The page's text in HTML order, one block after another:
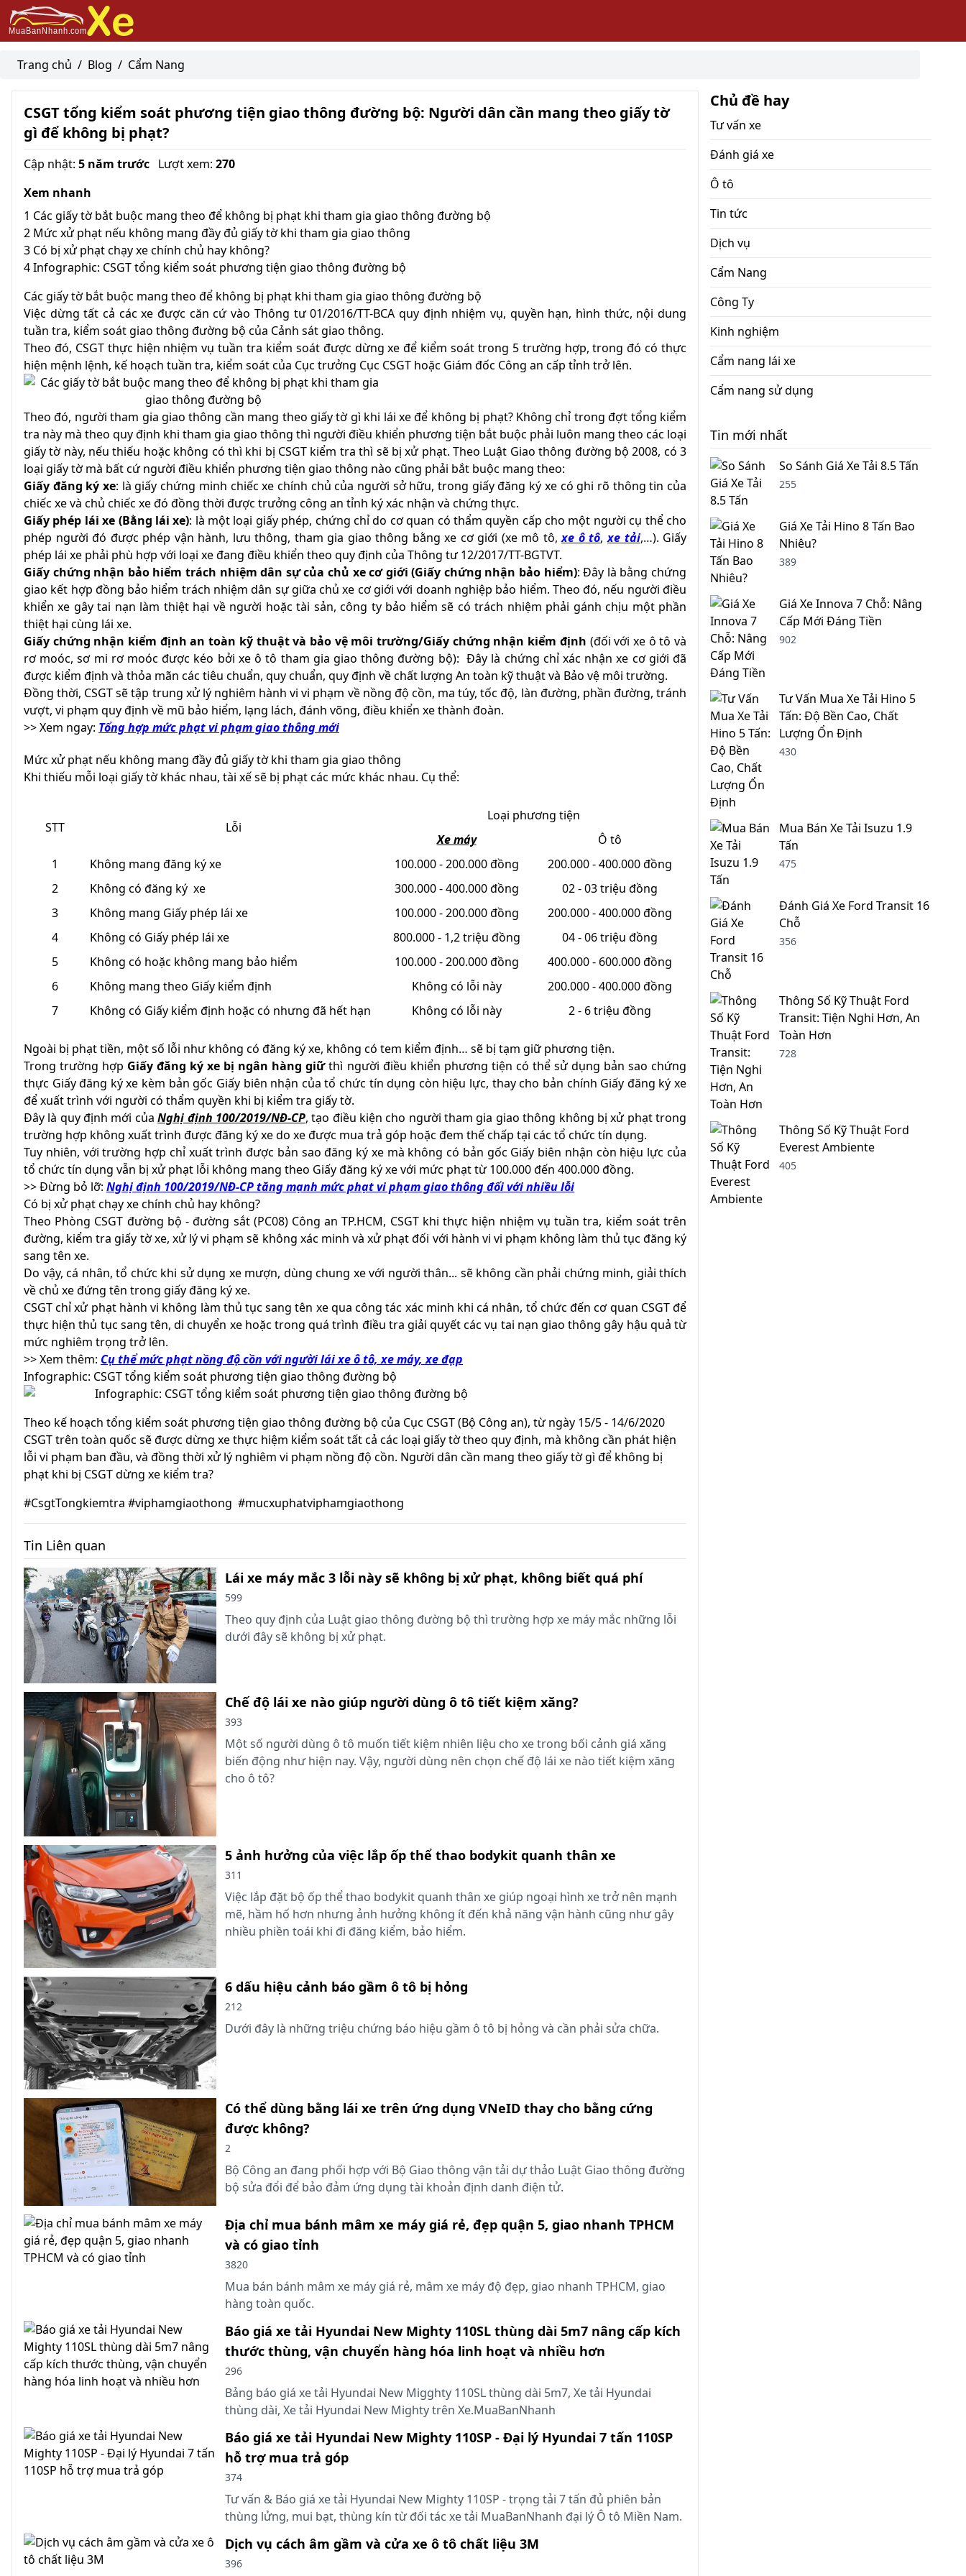
Trang chủ / Blog / Cẩm Nang
CSGT tổng kiểm soát phương tiện giao thông đường bộ: Người dân cần mang theo giấy tờ
gì để không bị phạt?
Cập nhật: 5 năm trước Lượt xem: 270
Xem nhanh
1 Các giấy tờ bắt buộc mang theo để không bị phạt khi tham gia giao thông đường bộ
2 Mức xử phạt nếu không mang đầy đủ giấy tờ khi tham gia giao thông
3 Có bị xử phạt chạy xe chính chủ hay không?
4Infographic: CSGT tổng kiểm soát phương tiện giao thông đường bộ
Các giấy tờ bắt buộc mang theo để không bị phạt khi tham gia giao thông đường bộ
Việc dừng tất cả các xe được căn cứ vào Thông tư 01/2016/TT-BCA quy định nhiệm vụ, quyền hạn, hình thức, nội dung
tuần tra, kiểm soát giao thông đường bộ của Cảnh sát giao thông.
Theo đó, CSGT thực hiện nhiệm vụ tuần tra kiểm soát được dừng xe để kiểm soát trong 5 trường hợp, trong đó có thực
hiện mệnh lệnh, kế hoạch tuần tra, kiểm soát của Cục trưởng Cục CSGT hoặc Giám đốc Công an cấp tỉnh trở lên.
Theo đó, người tham gia giao thông cần mang theo giấy tờ gì khi lái xe để không bị phạt? Không chỉ trong đợt tổng kiểm
tra này mà theo quy định khi tham gia giao thông thì người điều khiển phương tiện bắt buộc phải luôn mang theo các loại
giấy tờ này, nếu thiếu hoặc không có thì khi bị CSGT kiểm tra thì sẽ bị xử phạt. Theo Luật Giao thông đường bộ 2008, có 3
loại giấy tờ mà bất cứ người điều khiển phương tiện giao thông nào cũng phải bắt buộc mang theo:
Giấy đăng ký xe: là giấy chứng minh chiếc xe chính chủ của người sở hữu, trong giấy đăng ký xe có ghi rõ thông tin của
chiếc xe và chủ chiếc xe đó đồng thời được trưởng công an tỉnh ký xác nhận và chứng thực.
Giấy phép lái xe (Bằng lái xe): là một loại giấy phép, chứng chỉ do cơ quan có thẩm quyền cấp cho một người cụ thể cho
phép người đó được phép vận hành, lưu thông, tham gia giao thông bằng xe cơ giới (xe mô tô,xe ô tô,xe tải,…). Giấy
phép lái xe phải phù hợp với loại xe đang điều khiển theo quy định của Thông tư 12/2017/TT-BGTVT.
Giấy chứng nhận bảo hiểm trách nhiệm dân sự của chủ xe cơ giới (Giấy chứng nhận bảo hiểm): Đây là bằng chứng
giao kết hợp đồng bảo hiểm trách nhiệm dân sự giữa chủ xe cơ giới với doanh nghiệp bảo hiểm. Theo đó, nếu người điều
khiển xe gây tai nạn làm thiệt hại về người hoặc tài sản, công ty bảo hiểm sẽ có trách nhiệm phải gánh chịu một phần
thiệt hại cùng lái xe.
Giấy chứng nhận kiểm định an toàn kỹ thuật và bảo vệ môi trường/Giấy chứng nhận kiểm định (đối với xe ô tô và
rơ moóc, sơ mi rơ moóc được kéo bởi xe ô tô tham gia giao thông đường bộ): Đây là chứng chỉ xác nhận xe cơ giới đã
được kiểm định và thỏa mãn các tiêu chuẩn, quy chuẩn, quy định về chất lượng An toàn kỹ thuật và Bảo vệ môi trường.
Đồng thời, CSGT sẽ tập trung xử lý nghiêm hành vi vi phạm về nồng độ cồn, ma túy, tốc độ, làn đường, phần đường, tránh
vượt, vi phạm quy định về mũ bảo hiểm, lạng lách, đánh võng, điều khiển xe thành đoàn.
>> Xem ngay: Tổng hợp mức phạt vi phạm giao thông mới
Mức xử phạt nếu không mang đầy đủ giấy tờ khi tham gia giao thông
Khi thiếu mỗi loại giấy tờ khác nhau, tài xế sẽ bị phạt các mức khác nhau. Cụ thể:
STT Lỗi
Loại phương tiện
Xe máy
Ô tô
1
Không mang đăng ký xe 100.000 - 200.000 đồng
200.000 - 400.000 đồng
2
Không có đăng ký xe 300.000 - 400.000 đồng
02 - 03 triệu đồng
3
Không mang Giấy phép lái xe 100.000 - 200.000 đồng
200.000 - 400.000 đồng
4
Không có Giấy phép lái xe 800.000 - 1,2 triệu đồng
04 - 06 triệu đồng
5
Không có hoặc không mang bảo hiểm 100.000 - 200.000 đồng
400.000 - 600.000 đồng
6
Không mang theo Giấy kiểm định Không có lỗi này
200.000 - 400.000 đồng
7
Không có Giấy kiểm định hoặc có nhưng đã hết hạn Không có lỗi này 2 - 6 triệu đồng
Ngoài bị phạt tiền, một số lỗi như không có đăng ký xe, không có tem kiểm định… sẽ bị tạm giữ phương tiện.
Trong trường hợp Giấy đăng ký xe bị ngân hàng giữthì người điều khiển phương tiện có thể sử dụng bản sao chứng
thực Giấy đăng ký xe kèm bản gốc Giấy biên nhận của tổ chức tín dụng còn hiệu lực, thay cho bản chính Giấy đăng ký xe
để xuất trình với người có thẩm quyền khi bị kiểm tra giấy tờ.
Đây là quy định mới củaNghị định 100/2019/NĐ-CP, tạo điều kiện cho người tham gia giao thông không bị xử phạt trong
trường hợp không xuất trình được đăng ký xe do xe được mua trả góp hoặc đem thế chấp tại các tổ chức tín dụng.
Tuy nhiên, với trường hợp chỉ xuất trình được bản sao đăng ký xe mà không có bản gốc Giấy biên nhận còn hiệu lực của
tổ chức tín dụng vẫn bị xử phạt lỗi không mang theo Giấy đăng ký xe với mức phạt từ 100.000 đến 400.000 đồng.
>> Đừng bỏ lỡ: Nghị định 100/2019/NĐ-CP tăng mạnh mức phạt vi phạm giao thông đối với nhiều lỗi
Có bị xử phạt chạy xe chính chủ hay không?
Theo Phòng CSGT đường bộ - đường sắt (PC08) Công an TP.HCM, CSGT khi thực hiện nhiệm vụ tuần tra, kiểm soát trên
đường, kiểm tra giấy tờ xe, xử lý vi phạm sẽ không xác minh và xử phạt đối với hành vi vi phạm không làm thủ tục đăng ký
sang tên xe.
Do vậy, cá nhân, tổ chức khi sử dụng xe mượn, dùng chung xe với người thân... sẽ không cần phải chứng minh, giải thích
về chủ xe đứng tên trong giấy đăng ký xe.
CSGT chỉ xử phạt hành vi không làm thủ tục sang tên xe qua công tác xác minh khi cá nhân, tổ chức đến cơ quan CSGT để
thực hiện thủ tục sang tên, di chuyển xe hoặc trong quá trình điều tra giải quyết các vụ tai nạn giao thông gây hậu quả từ
mức nghiêm trọng trở lên.
>> Xem thêm: Cụ thể mức phạt nồng độ cồn với người lái xe ô tô, xe máy, xe đạp
Infographic: CSGT tổng kiểm soát phương tiện giao thông đường bộ
Theo kế hoạch tổng kiểm soát phương tiện giao thông đường bộ của Cục CSGT (Bộ Công an), từ ngày 15/5 - 14/6/2020
CSGT trên toàn quốc sẽ được dừng xe thực hiệm kiểm soát tất cả các loại giấy tờ theo quy định, mà không cần phát hiện
lỗi vi phạm ban đầu, và đồng thời xử lý nghiêm vi phạm nồng độ cồn. Người dân cần mang theo giấy tờ gì để không bị
phạt khi bị CSGT dừng xe kiểm tra?
#CsgtTongkiemtra #viphamgiaothong #mucxuphatviphamgiaothong
Tin Liên quan
Lái xe máy mắc 3 lỗi này sẽ không bị xử phạt, không biết quá phí
599
Theo quy định của Luật giao thông đường bộ thì trường hợp xe máy mắc những lỗi
dưới đây sẽ không bị xử phạt.
Chế độ lái xe nào giúp người dùng ô tô tiết kiệm xăng?
393
Một số người dùng ô tô muốn tiết kiệm nhiên liệu cho xe trong bối cảnh giá xăng
biến động như hiện nay. Vậy, người dùng nên chọn chế độ lái xe nào tiết kiệm xăng
cho ô tô?
5 ảnh hưởng của việc lắp ốp thể thao bodykit quanh thân xe
311
Việc lắp đặt bộ ốp thể thao bodykit quanh thân xe giúp ngoại hình xe trở nên mạnh
mẽ, hầm hố hơn nhưng ảnh hưởng không ít đến khả năng vận hành cũng như gây
nhiều phiền toái khi đi đăng kiểm, bảo hiểm.
6 dấu hiệu cảnh báo gầm ô tô bị hỏng
212
Dưới đây là những triệu chứng báo hiệu gầm ô tô bị hỏng và cần phải sửa chữa.
Có thể dùng bằng lái xe trên ứng dụng VNeID thay cho bằng cứng
được không?
2
Bộ Công an đang phối hợp với Bộ Giao thông vận tải dự thảo Luật Giao thông đường
bộ sửa đổi để bảo đảm ứng dụng tài khoản định danh điện tử.
Địa chỉ mua bánh mâm xe máy giá rẻ, đẹp quận 5, giao nhanh TPHCM
và có giao tỉnh
3820
Mua bán bánh mâm xe máy giá rẻ, mâm xe máy độ đẹp, giao nhanh TPHCM, giao
hàng toàn quốc.
Báo giá xe tải Hyundai New Mighty 110SL thùng dài 5m7 nâng cấp kích
thước thùng, vận chuyển hàng hóa linh hoạt và nhiều hơn
296
Bảng báo giá xe tải Hyundai New Migghty 110SL thùng dài 5m7, Xe tải Hyundai
thùng dài, Xe tải Hyundai New Mighty trên Xe.MuaBanNhanh
Báo giá xe tải Hyundai New Mighty 110SP - Đại lý Hyundai 7 tấn 110SP
hỗ trợ mua trả góp
374
Tư vấn & Báo giá xe tải Hyundai New Mighty 110SP - trọng tải 7 tấn đủ phiên bản
thùng lửng, mui bạt, thùng kín từ đối tác xe tải MuaBanNhanh đại lý Ô tô Miền Nam.
Dịch vụ cách âm gầm và cửa xe ô tô chất liệu 3M
396
Chủ đề hay
Tư vấn xe
Đánh giá xe
Ô tô
Tin tức
Dịch vụ
Cẩm Nang
Công Ty
Kinh nghiệm
Cẩm nang lái xe
Cẩm nang sử dụng
Tin mới nhất
So Sánh Giá Xe Tải 8.5 Tấn
255
Giá Xe Tải Hino 8 Tấn Bao
Nhiêu?
389
Giá Xe Innova 7 Chỗ: Nâng
Cấp Mới Đáng Tiền
902
Tư Vấn Mua Xe Tải Hino 5
Tấn: Độ Bền Cao, Chất
Lượng Ổn Định
430
Mua Bán Xe Tải Isuzu 1.9
Tấn
475
Đánh Giá Xe Ford Transit 16
Chỗ
356
Thông Số Kỹ Thuật Ford
Transit: Tiện Nghi Hơn, An
Toàn Hơn
728
Thông Số Kỹ Thuật Ford
Everest Ambiente
405